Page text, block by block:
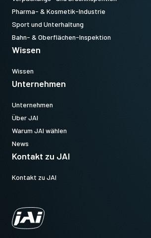
Pharma- & Kosmetik-Industrie
Sport und Unterhaltung
Bahn- & Oberflächen-Inspektion
Wissen
Wissen
Unternehmen
Unternehmen
Über JAI
Warum JAI wählen
News
Kontakt zu JAI
Kontakt zu JAI